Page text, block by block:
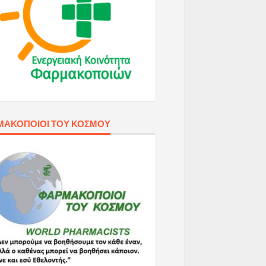
ΤΟΥ ΚΌΣΜΟΥ